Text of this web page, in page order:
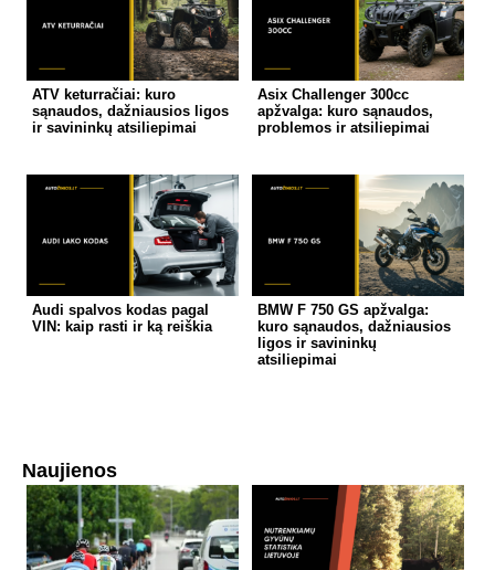
ATV keturračiai: kuro
sąnaudos, dažniausios ligos
ir savininkų atsiliepimai
Asix Challenger 300cc
apžvalga: kuro sąnaudos,
problemos ir atsiliepimai
Audi spalvos kodas pagal
VIN: kaip rasti ir ką reiškia
BMW F 750 GS apžvalga:
kuro sąnaudos, dažniausios
ligos ir savininkų
atsiliepimai
Naujienos